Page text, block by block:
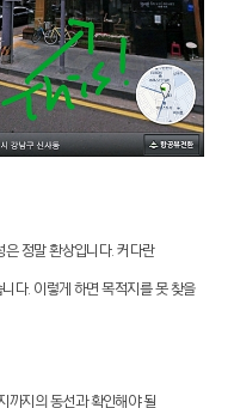
정말 환상입니다. 커다란
다. 이렇게 하면 목적지를 못 찾을
까지의 동선과 확인해야 될